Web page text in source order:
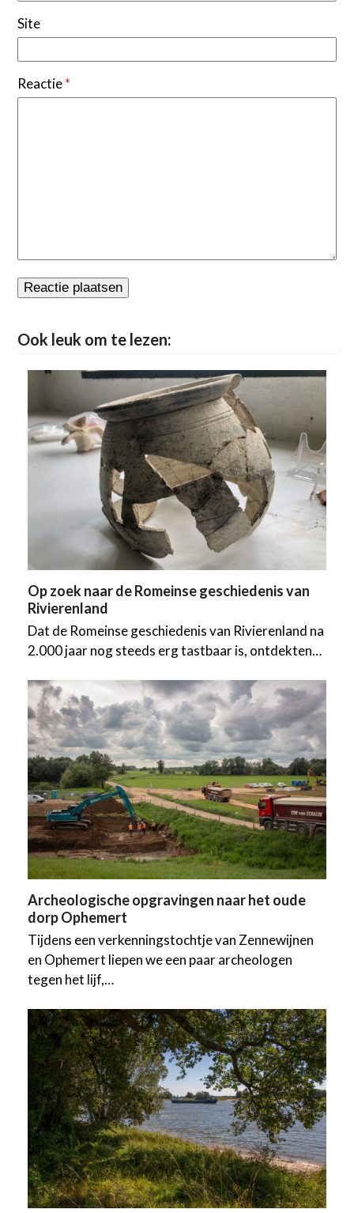
Site
Reactie*
Ook leuk om te lezen:
Op zoek naar de Romeinse geschiedenis van
Rivierenland
Dat de Romeinse geschiedenis van Rivierenland na
2.000 jaar nog steeds erg tastbaar is, ontdekten…
Archeologische opgravingen naar het oude
dorp Ophemert
Tijdens een verkenningstochtje van Zennewijnen
en Ophemert liepen we een paar archeologen
tegen het lijf,…